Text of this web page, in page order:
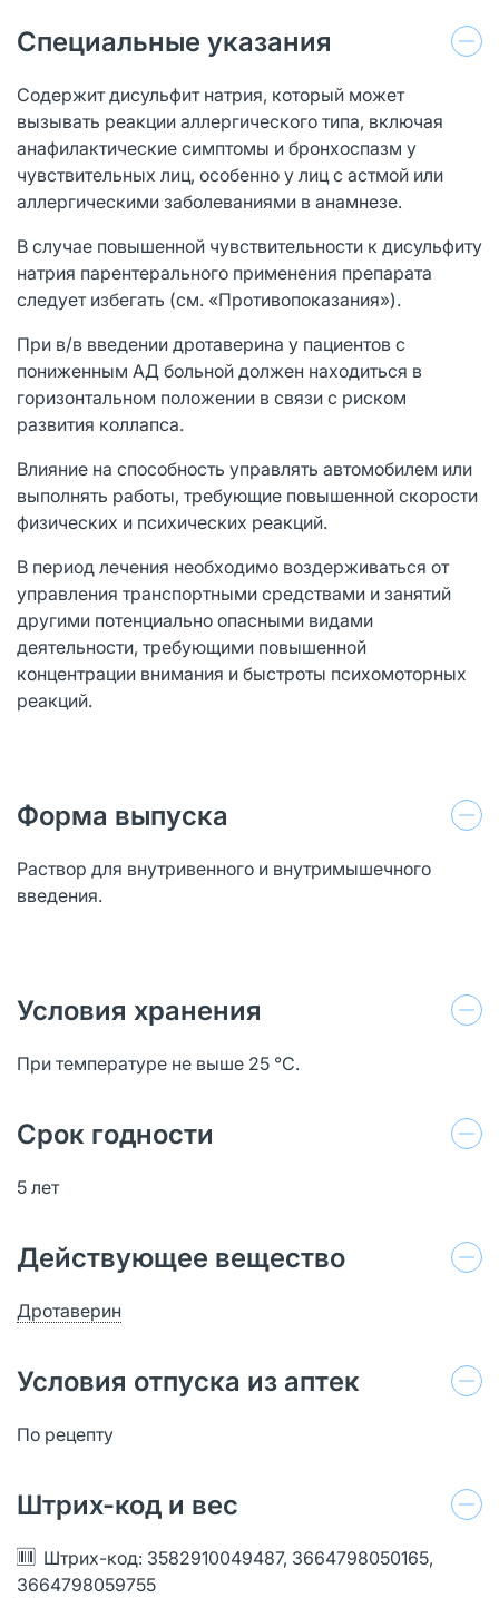
Специальные указания
Содержит дисульфит натрия, который может
вызывать реакции аллергического типа, включая
анафилактические симптомы и бронхоспазм у
чувствительных лиц, особенно у лиц с астмой или
аллергическими заболеваниями в анамнезе.
В случае повышенной чувствительности к дисульфиту
натрия парентерального применения препарата
следует избегать (см. «Противопоказания»).
При в/в введении дротаверина у пациентов с
пониженным АД больной должен находиться в
горизонтальном положении в связи с риском
развития коллапса.
Влияние на способность управлять автомобилем или
выполнять работы, требующие повышенной скорости
физических и психических реакций.
В период лечения необходимо воздерживаться от
управления транспортными средствами и занятий
другими потенциально опасными видами
деятельности, требующими повышенной
концентрации внимания и быстроты психомоторных
реакций.
Форма выпуска
Раствор для внутривенного и внутримышечного
введения.
Условия хранения
При температуре не выше 25 °C.
Срок годности
5 лет
Действующее вещество
Дротаверин
Условия отпуска из аптек
По рецепту
Штрих-код и вес
Штрих-код: 3582910049487, 3664798050165,
3664798059755